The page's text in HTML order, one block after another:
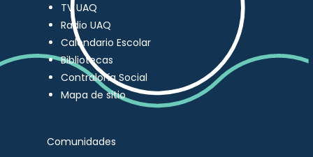
TV UAQ
Radio UAQ
Calendario Escolar
Bibliotecas
Contraloría Social
Mapa de sitio
Comunidades